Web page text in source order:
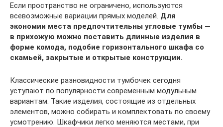
Если пространство не ограничено, используются
всевозможные вариации прямых моделей. Для
экономии места предпочтительны угловые тумбы —
в прихожую можно поставить длинные изделия в
форме комода, подобие горизонтального шкафа со
скамьей, закрытые и открытые конструкции.
Классические разновидности тумбочек сегодня
уступают по популярности современным модульным
вариантам. Такие изделия, состоящие из отдельных
элементов, можно собирать и комплектовать по своему
усмотрению. Шкафчики легко меняются местами, при